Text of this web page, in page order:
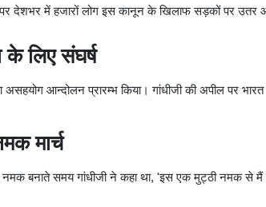
पर देशभर में हजारों लोग इस कानून के खिलाफ सड़कों पर उतर
के लिए संघर्ष
असहयोग आन्दोलन प्रारम्भ किया। गांधीजी की अपील पर
मार्च
बनाते समय गांधीजी ने कहा था, 'इस एक मुट्ठी नमक से मैं